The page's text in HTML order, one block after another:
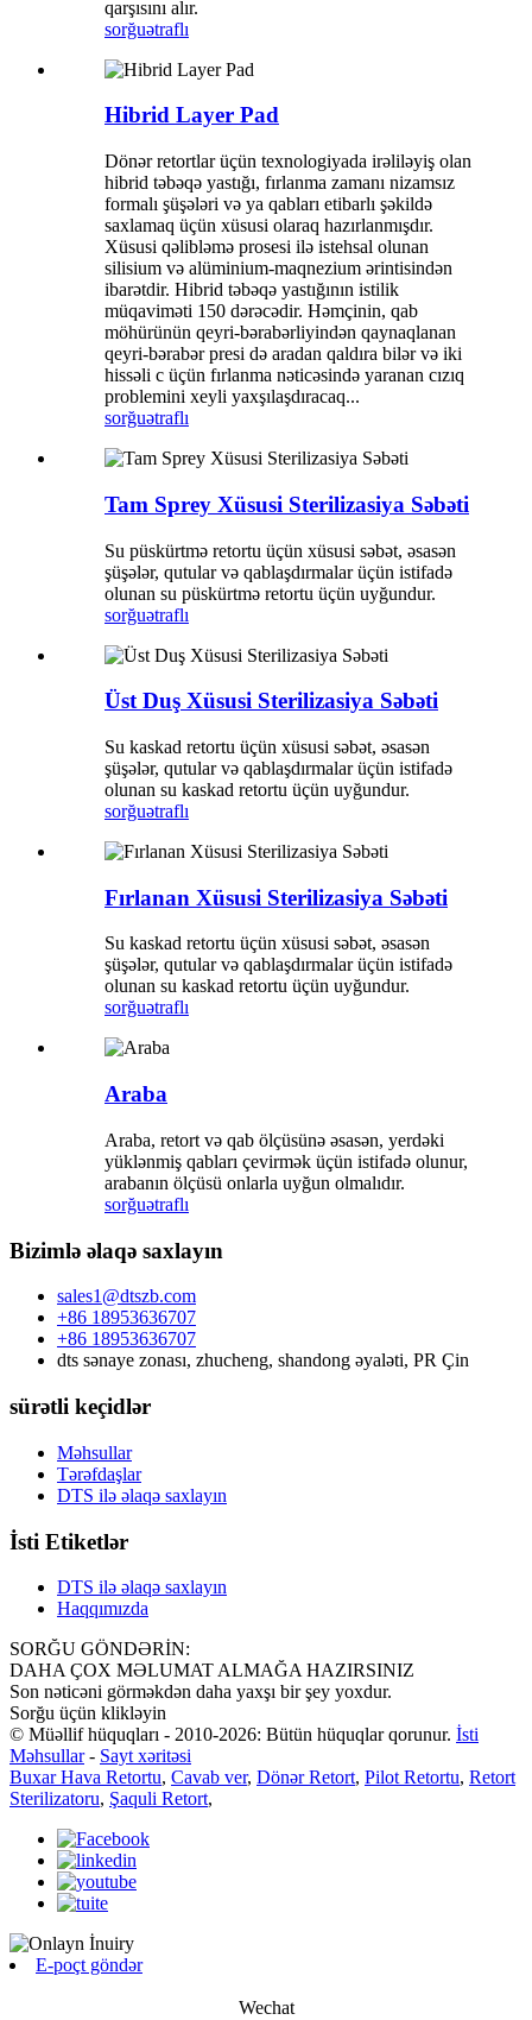
qarşısını alır.
sorğuətraflı
Hibrid Layer Pad
Dönər retortlar üçün texnologiyada irəliləyiş olan
hibrid təbəqə yastığı, fırlanma zamanı nizamsız
formalı şüşələri və ya qabları etibarlı şəkildə
saxlamaq üçün xüsusi olaraq hazırlanmışdır.
Xüsusi qəlibləmə prosesi ilə istehsal olunan
silisium və alüminium-maqnezium ərintisindən
ibarətdir. Hibrid təbəqə yastığının istilik
müqaviməti 150 dərəcədir. Həmçinin, qab
möhürünün qeyri-bərabərliyindən qaynaqlanan
qeyri-bərabər presi də aradan qaldıra bilər və iki
hissəli c üçün fırlanma nəticəsində yaranan cızıq
problemini xeyli yaxşılaşdıracaq...
sorğuətraflı
Tam Sprey Xüsusi Sterilizasiya Səbəti
Su püskürtmə retortu üçün xüsusi səbət, əsasən
şüşələr, qutular və qablaşdırmalar üçün istifadə
olunan su püskürtmə retortu üçün uyğundur.
sorğuətraflı
Üst Duş Xüsusi Sterilizasiya Səbəti
Su kaskad retortu üçün xüsusi səbət, əsasən
şüşələr, qutular və qablaşdırmalar üçün istifadə
olunan su kaskad retortu üçün uyğundur.
sorğuətraflı
Fırlanan Xüsusi Sterilizasiya Səbəti
Su kaskad retortu üçün xüsusi səbət, əsasən
şüşələr, qutular və qablaşdırmalar üçün istifadə
olunan su kaskad retortu üçün uyğundur.
sorğuətraflı
Araba
Araba, retort və qab ölçüsünə əsasən, yerdəki
yüklənmiş qabları çevirmək üçün istifadə olunur,
arabanın ölçüsü onlarla uyğun olmalıdır.
sorğuətraflı
Bizimlə əlaqə saxlayın
sales1@dtszb.com
+86 18953636707
+86 18953636707
dts sənaye zonası, zhucheng, shandong əyaləti, PR Çin
sürətli keçidlər
Məhsullar
Tərəfdaşlar
DTS ilə əlaqə saxlayın
İsti Etiketlər
DTS ilə əlaqə saxlayın
Haqqımızda
SORĞU GÖNDƏRİN:
DAHA ÇOX MƏLUMAT ALMAĞA HAZIRSINIZ
Son nəticəni görməkdən daha yaxşı bir şey yoxdur.
Sorğu üçün klikləyin
© Müəllif hüquqları - 2010-2026: Bütün hüquqlar qorunur. İsti
Məhsullar- Sayt xəritəsi
Buxar Hava Retortu, Cavab ver, Dönər Retort, Pilot Retortu, Retort
Sterilizatoru, Şaquli Retort,
E-poçt göndər
Wechat